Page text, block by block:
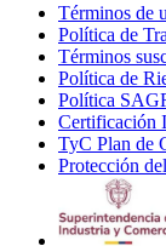
Términos de
Política de
Términos
Política de
Política
Certificación
TyC Plan de
Protección